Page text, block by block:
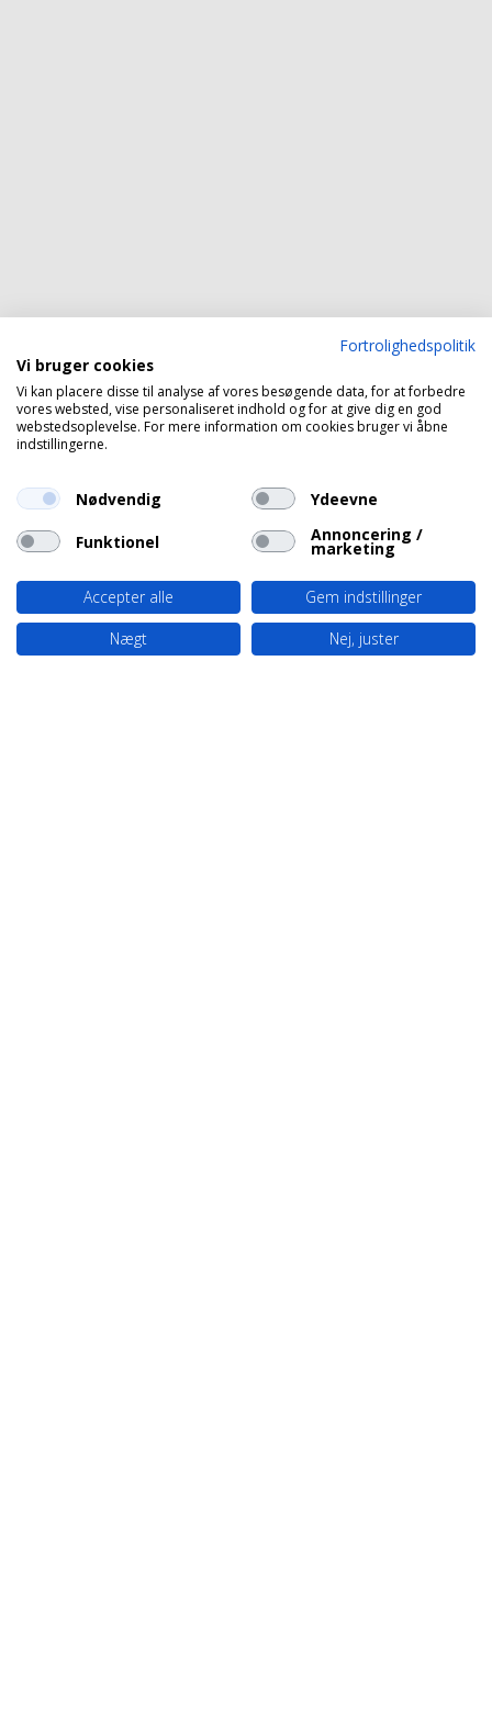
Fortrolighedspolitik
Vi bruger cookies
Vi kan placere disse til analyse af vores besøgende data, for at forbedre
vores websted, vise personaliseret indhold og for at give dig en god
webstedsoplevelse. For mere information om cookies bruger vi åbne
indstillingerne.
Nødvendig Ydeevne
Funktionel Annoncering /
marketing
Accepter alle
Gem indstillinger
Nægt
Nej, juster